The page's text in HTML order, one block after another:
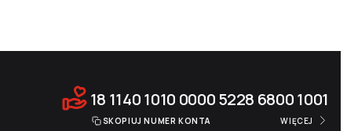
18 1140 1010 0000 5228 6800 1001
SKOPIUJ NUMER KONTA WIĘCEJ